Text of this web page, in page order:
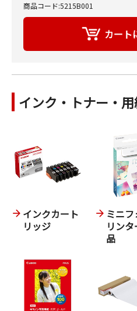
商品コード:5215B001
インク・トナー・
インクカート
リッジ
ミニ
リン
品